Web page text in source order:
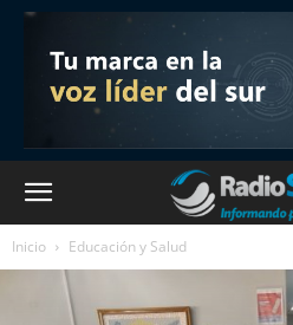
Inicio Educación y Salud